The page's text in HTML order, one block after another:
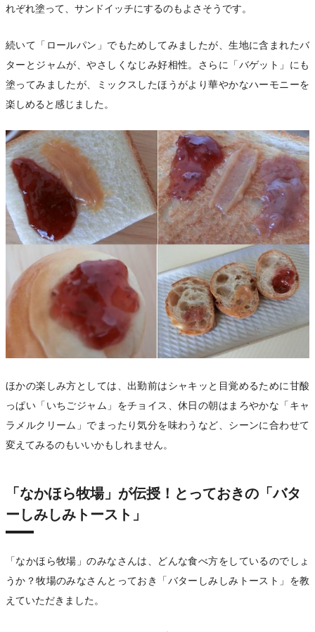
れぞれ塗って、サンドイッチにするのもよさそうです。
続いて「ロールパン」でもためしてみましたが、生地に含まれたバ
ターとジャムが、やさしくなじみ好相性。さらに「バゲット」にも
塗ってみましたが、ミックスしたほうがより華やかなハーモニーを
楽しめると感じました。
ほかの楽しみ方としては、出勤前はシャキッと目覚めるために甘酸
っぱい「いちごジャム」をチョイス、休日の朝はまろやかな「キャ
ラメルクリーム」でまったり気分を味わうなど、シーンに合わせて
変えてみるのもいいかもしれません。
「なかほら牧場」が伝授！とっておきの「バタ
ーしみしみトースト」
「なかほら牧場」のみなさんは、どんな食べ方をしているのでしょ
うか？牧場のみなさんとっておき「バターしみしみトースト」を教
えていただきました。